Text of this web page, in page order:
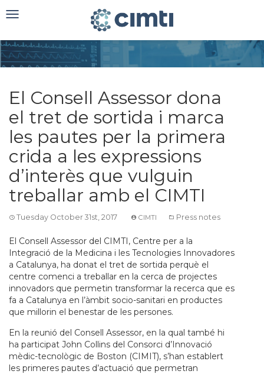
Toggle
El Consell Assessor dona
el tret de sortida i marca
les pautes per la primera
crida a les expressions
d’interès que vulguin
treballar amb el CIMTI
Tuesday October 31st, 2017 CIMTI Press notes
El Consell Assessor del CIMTI, Centre per a la
Integració de la Medicina i les Tecnologies Innovadores
a Catalunya, ha donat el tret de sortida perquè el
centre comenci a treballar en la cerca de projectes
innovadors que permetin transformar la recerca que es
fa a Catalunya en l’àmbit socio-sanitari en productes
que millorin el benestar de les persones.
En la reunió del Consell Assessor, en la qual també hi
ha participat John Collins del Consorci d’Innovació
mèdic-tecnològic de Boston (CIMIT), s’han establert
les primeres pautes d’actuació que permetran